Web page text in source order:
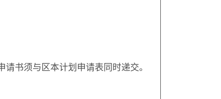
书须与区本计划申请表同时递交。